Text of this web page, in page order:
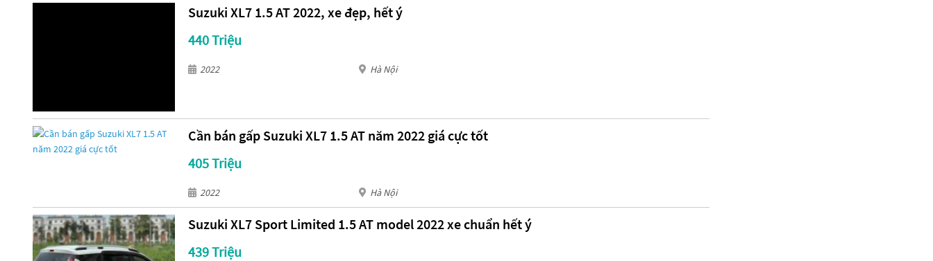
Suzuki XL7 1.5 AT 2022, xe đẹp, hết ý
440 Triệu
2022 Hà Nội
Cần bán gấp Suzuki XL7 1.5 AT năm 2022 giá cực tốt
405 Triệu
2022 Hà Nội
Suzuki XL7 Sport Limited 1.5 AT model 2022 xe chuẩn hết ý
439 Triệu